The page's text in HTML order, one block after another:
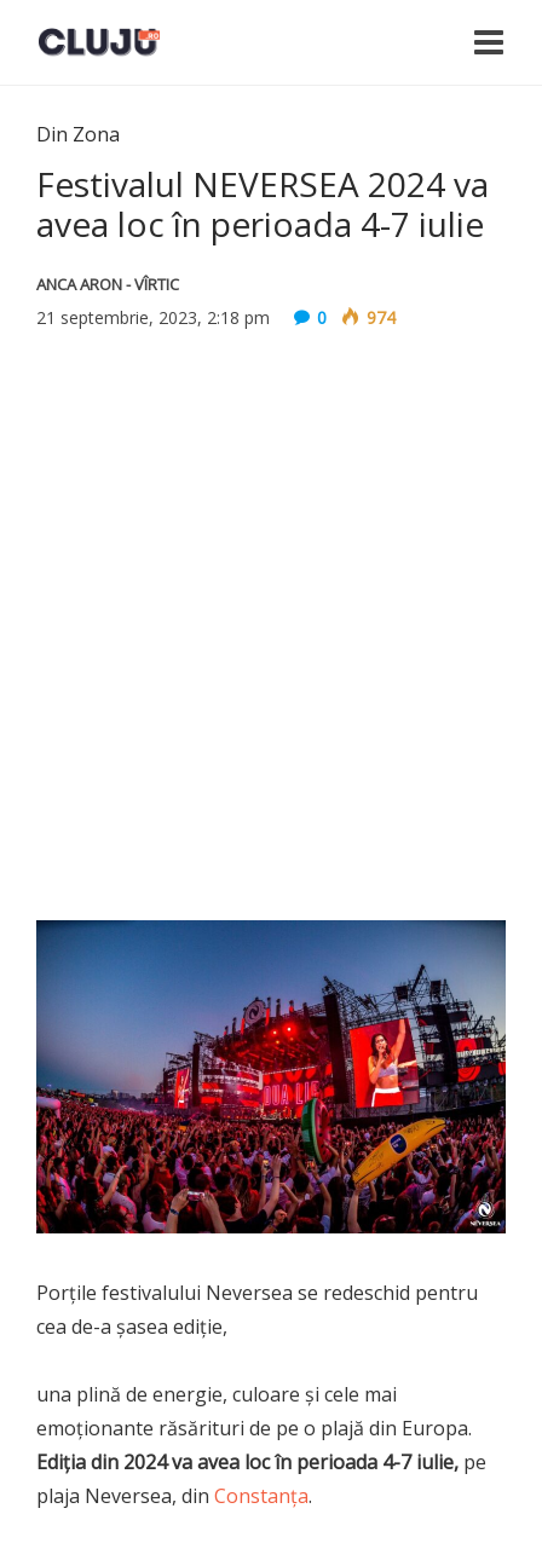
Din Zona
Festivalul NEVERSEA 2024 va
avea loc în perioada 4-7 iulie
ANCA ARON - VÎRTIC
21 septembrie, 2023, 2:18 pm 0 974
Porțile festivalului Neversea se redeschid pentru
cea de-a șasea ediție,
una plină de energie, culoare și cele mai
emoționante răsărituri de pe o plajă din Europa.
Ediția din 2024 va avea loc în perioada 4-7 iulie, pe
plaja Neversea, din Constanța.